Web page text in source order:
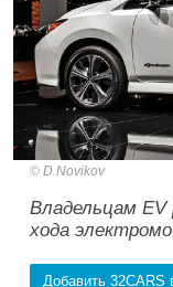
D.Novikov
Владельцам EV
хода
Добавить 32CARS